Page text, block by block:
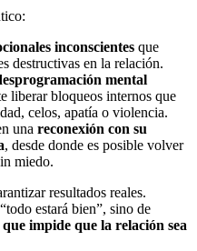
inconscientes que
destructivas en la relación.
mental
liberar bloqueos internos que
celos, apatía o violencia.
una reconexión con su
, desde donde es posible volver
miedo.
resultados reales.
estará bien”, sino de
impide que la relación sea